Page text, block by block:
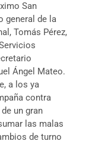
San
general de la
Tomás Pérez,
Ángel Mateo.
a los ya
contra
un gran
las malas
de turno